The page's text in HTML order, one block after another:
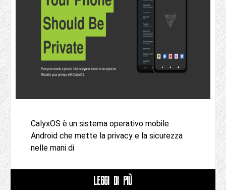
CalyxOS è un sistema operativo mobile
Android che mette la privacy e la sicurezza
nelle mani di
LEGGI DI PIÙ